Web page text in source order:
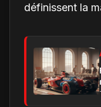
définissent la